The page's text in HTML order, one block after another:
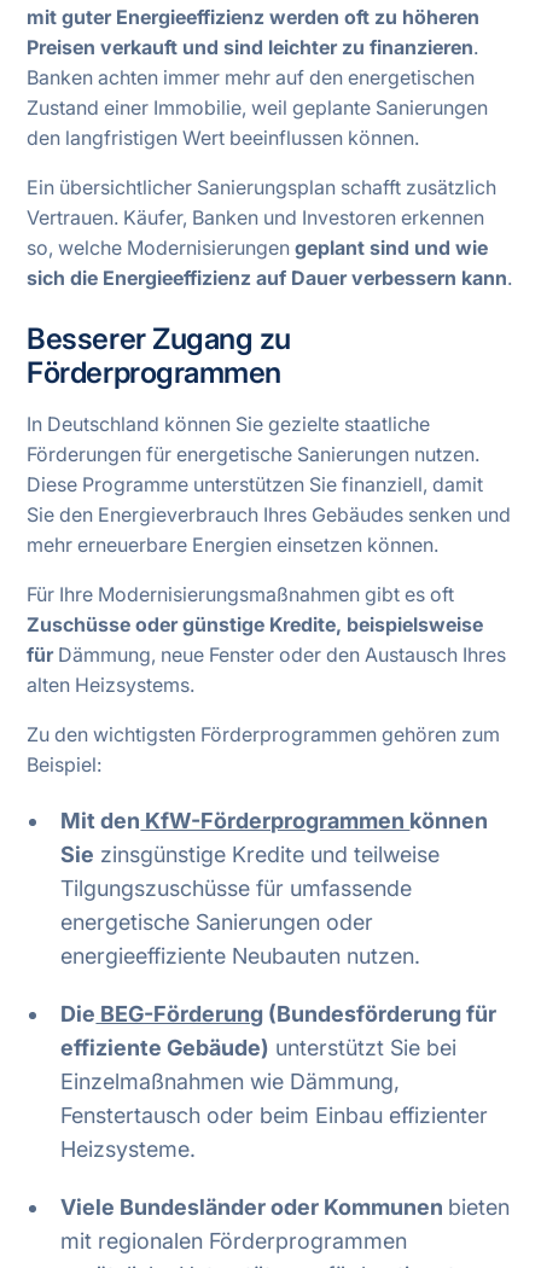
mit guter Energieeffizienz werden oft zu höheren
Preisen verkauft und sind leichter zu finanzieren.
Banken achten immer mehr auf den energetischen
Zustand einer Immobilie, weil geplante Sanierungen
den langfristigen Wert beeinflussen können.
Ein übersichtlicher Sanierungsplan schafft zusätzlich
Vertrauen. Käufer, Banken und Investoren erkennen
so, welche Modernisierungen geplant sind und wie
sich die Energieeffizienz auf Dauer verbessern kann.
Besserer Zugang zu
Förderprogrammen
In Deutschland können Sie gezielte staatliche
Förderungen für energetische Sanierungen nutzen.
Diese Programme unterstützen Sie finanziell, damit
Sie den Energieverbrauch Ihres Gebäudes senken und
mehr erneuerbare Energien einsetzen können.
Für Ihre Modernisierungsmaßnahmen gibt es oft
Zuschüsse oder günstige Kredite, beispielsweise
fürDämmung, neue Fenster oder den Austausch Ihres
alten Heizsystems.
Zu den wichtigsten Förderprogrammen gehören zum
Beispiel:
Mit den KfW-Förderprogrammen können
Sie zinsgünstige Kredite und teilweise
Tilgungszuschüsse für umfassende
energetische Sanierungen oder
energieeffiziente Neubauten nutzen.
Die BEG-Förderung (Bundesförderung für
effiziente Gebäude) unterstützt Sie bei
Einzelmaßnahmen wie Dämmung,
Fenstertausch oder beim Einbau effizienter
Heizsysteme.
Viele Bundesländer oder Kommunen bieten
mit regionalen Förderprogrammen